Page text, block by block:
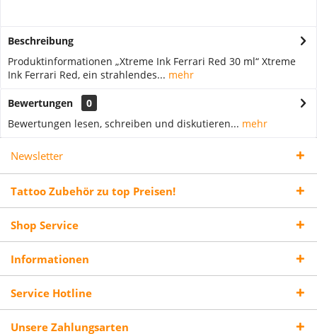
Beschreibung
Produktinformationen „Xtreme Ink Ferrari Red 30 ml“ Xtreme
Ink Ferrari Red, ein strahlendes... mehr
Bewertungen
0
Bewertungen lesen, schreiben und diskutieren... mehr
Newsletter
Tattoo Zubehör zu top Preisen!
Shop Service
Informationen
Service Hotline
Unsere Zahlungsarten